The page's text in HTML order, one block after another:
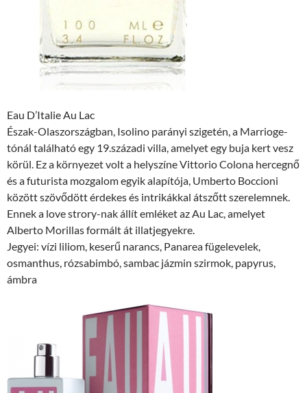
Eau D’Italie Au Lac
Észak-Olaszországban, Isolino parányi szigetén, a Marrioge-
tónál található egy 19.századi villa, amelyet egy buja kert vesz
körül. Ez a környezet volt a helyszíne Vittorio Colona hercegnő
és a futurista mozgalom egyik alapítója, Umberto Boccioni
között szövődött érdekes és intrikákkal átszőtt szerelemnek.
Ennek a love strory-nak állít emléket az Au Lac, amelyet
Alberto Morillas formált át illatjegyekre.
Jegyei: vízi liliom, keserű narancs, Panarea fügelevelek,
osmanthus, rózsabimbó, sambac jázmin szirmok, papyrus,
ámbra